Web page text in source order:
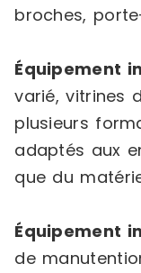
broches,
Équipement
varié, vitrines
plusieurs
adaptés aux
que du
Équipement
de